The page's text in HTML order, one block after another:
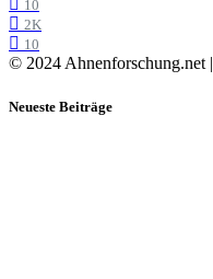
10
2K
10
© 2024 Ahnenforschung.net |
Neueste Beiträge